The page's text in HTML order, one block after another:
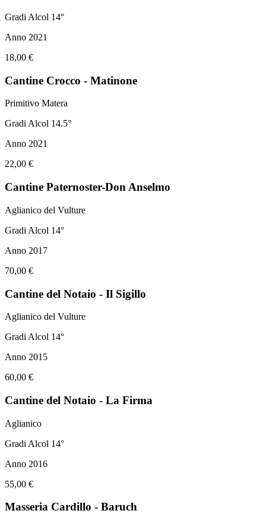
Gradi Alcol 14°
Anno 2021
18,00 €
Cantine Crocco - Matinone
Primitivo Matera
Gradi Alcol 14.5°
Anno 2021
22,00 €
Cantine Paternoster-Don Anselmo
Aglianico del Vulture
Gradi Alcol 14°
Anno 2017
70,00 €
Cantine del Notaio - Il Sigillo
Aglianico del Vulture
Gradi Alcol 14°
Anno 2015
60,00 €
Cantine del Notaio - La Firma
Aglianico
Gradi Alcol 14°
Anno 2016
55,00 €
Masseria Cardillo - Baruch